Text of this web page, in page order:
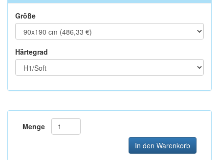
Größe
Härtegrad
Menge
In den Warenkorb